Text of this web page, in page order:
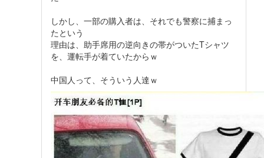
しかし、一部の購入者は、それでも警察に捕まっ
たという
理由は、助手席用の逆向きの帯がついたTシャツ
を、運転手が着ていたからｗ
中国人って、そういう人達ｗ